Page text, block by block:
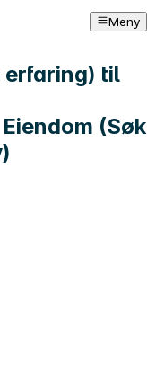
Meny
erfaring) til
(Søk